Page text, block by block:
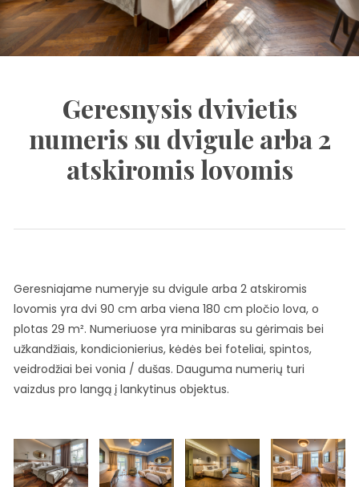
Geresnysis dvivietis
numeris su dvigule arba 2
atskiromis lovomis
Geresniajame numeryje su dvigule arba 2 atskiromis
lovomis yra dvi 90 cm arba viena 180 cm pločio lova, o
plotas 29 m². Numeriuose yra minibaras su gėrimais bei
užkandžiais, kondicionierius, kėdės bei foteliai, spintos,
veidrodžiai bei vonia / dušas. Dauguma numerių turi
vaizdus pro langą į lankytinus objektus.